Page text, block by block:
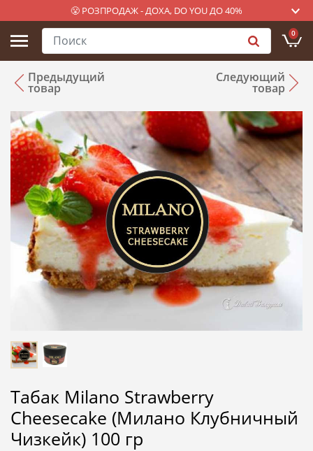
😤 РОЗПРОДАЖ - ДОХА, DO YOU ДО 40%
0
Предыдущий
товар
Следующий
товар
Табак Milano Strawberry
Cheesecake (Милано Клубничный
Чизкейк) 100 гр